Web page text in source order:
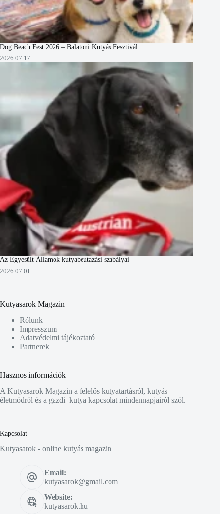
Dog Beach Fest 2026 – Balatoni Kutyás Fesztivál
2026.07.17.
Az Egyesült Államok kutyabeutazási szabályai
2026.07.01.
Kutyasarok Magazin
Rólunk
Impresszum
Adatvédelmi tájékoztató
Partnerek
Hasznos információk
A Kutyasarok Magazin a felelős kutyatartásról, kutyás
életmódról és a gazdi–kutya kapcsolat mindennapjairól szól.
Kapcsolat
Kutyasarok - online kutyás magazin
Email:
kutyasarok@gmail.com
Website:
kutyasarok.hu